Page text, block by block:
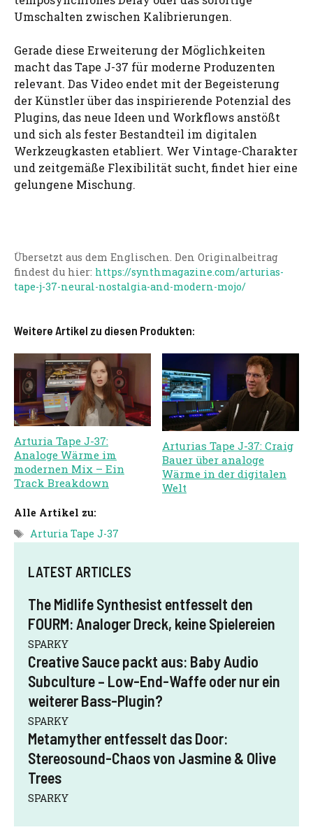
Umschalten zwischen Kalibrierungen.
Gerade diese Erweiterung der Möglichkeiten
macht das Tape J-37 für moderne Produzenten
relevant. Das Video endet mit der Begeisterung
der Künstler über das inspirierende Potenzial des
Plugins, das neue Ideen und Workflows anstößt
und sich als fester Bestandteil im digitalen
Werkzeugkasten etabliert. Wer Vintage-Charakter
und zeitgemäße Flexibilität sucht, findet hier eine
gelungene Mischung.
Übersetzt aus dem Englischen. Den Originalbeitrag
findest du hier: https://synthmagazine.com/arturias-
tape-j-37-neural-nostalgia-and-modern-mojo/
Weitere Artikel zu diesen Produkten:
Arturia Tape J-37:
Analoge Wärme im
modernen Mix – Ein
Track Breakdown
Arturias Tape J-37: Craig
Bauer über analoge
Wärme in der digitalen
Welt
Alle Artikel zu:
Schlagwörter
Arturia Tape J-37
LATEST ARTICLES
The Midlife Synthesist entfesselt den
FOURM: Analoger Dreck, keine Spielereien
SPARKY
Creative Sauce packt aus: Baby Audio
Subculture – Low-End-Waffe oder nur ein
weiterer Bass-Plugin?
SPARKY
Metamyther entfesselt das Door:
Stereosound-Chaos von Jasmine & Olive
Trees
SPARKY